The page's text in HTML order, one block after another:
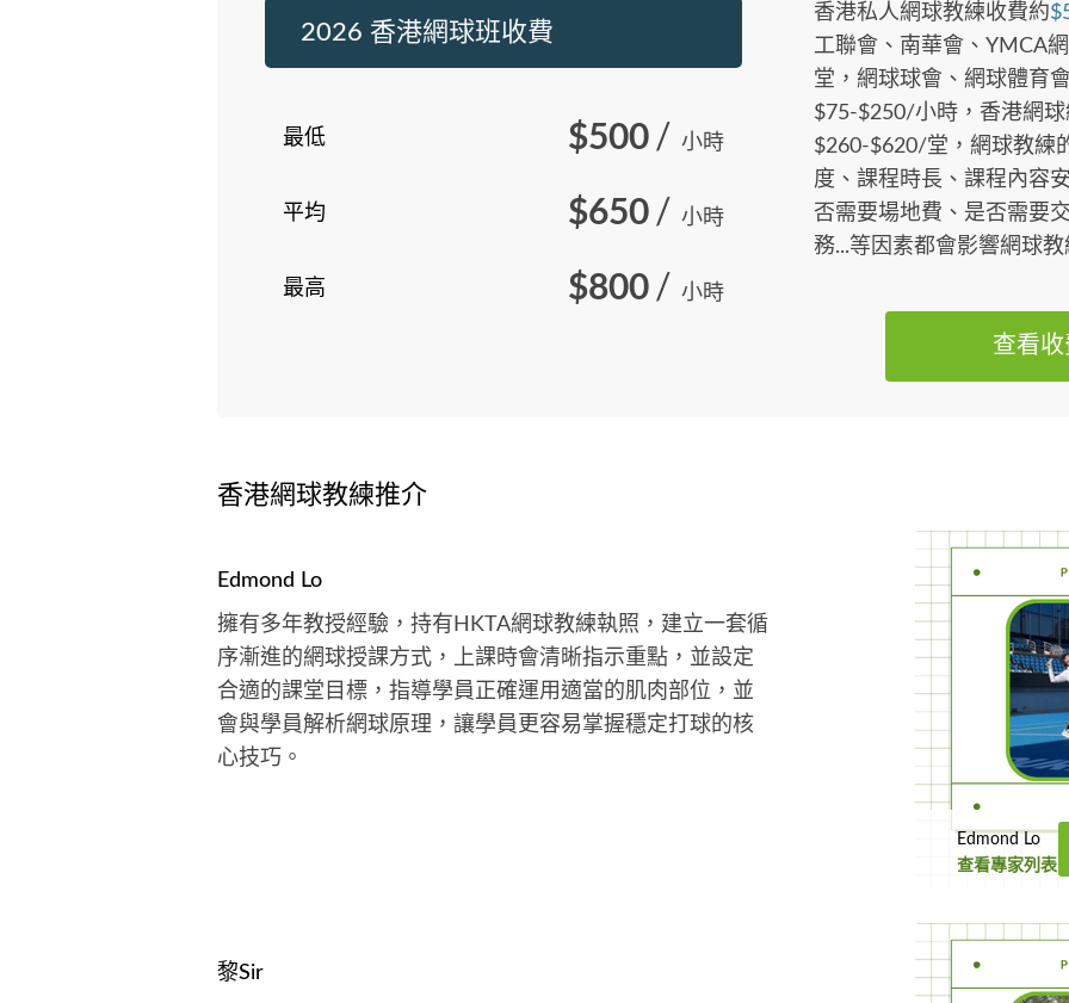
2026 香港網球班收費
最低 $500 / 小時
平均 $650 / 小時
最高 $800 / 小時
香港私人網球教練收費約
工聯會、南華會、YMCA
堂，網球球會、網球體育
$75-$250/小時，香港網
$260-$620/堂，網球教練
度、課程時長、課程內容
否需要場地費、是否需要
務...等因素都會影響網球
查看
香港網球教練推介
Edmond Lo
擁有多年教授經驗，持有HKTA網球教練執照，建立一套循
序漸進的網球授課方式，上課時會清晰指示重點，並設定
合適的課堂目標，指導學員正確運用適當的肌肉部位，並
會與學員解析網球原理，讓學員更容易掌握穩定打球的核
心技巧。
Edmond Lo
查看專家列表
黎Sir